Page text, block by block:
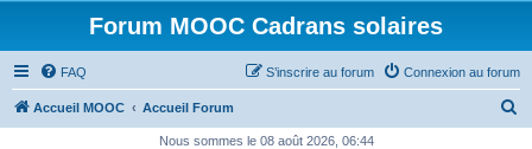
Forum MOOC Cadrans solaires
FAQ Connexion au forum
S’inscrire au forum
Accueil MOOC Accueil Forum
Nous sommes le 08 août 2026, 06:44